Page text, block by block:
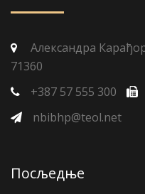
Александра
71360
+387 57 555 300
nbibhp@teol.net
Посљедње